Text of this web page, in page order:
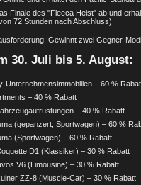
Finale des "Fleeca Heist" ab und
72 Stunden nach Abschluss).
Gewinnt zwei Gegner-
30. Juli bis 5. August:
Unternehmensimmobilien – 60 %
– 40 % Rabatt
– 40 % Rabatt
(gepanzert, Sportwagen) – 60 %
(Sportwagen) – 60 % Rabatt
D1 (Klassiker) – 30 % Rabatt
V6 (Limousine) – 30 % Rabatt
ZZ-8 (Muscle-Car) – 30 % Rabatt